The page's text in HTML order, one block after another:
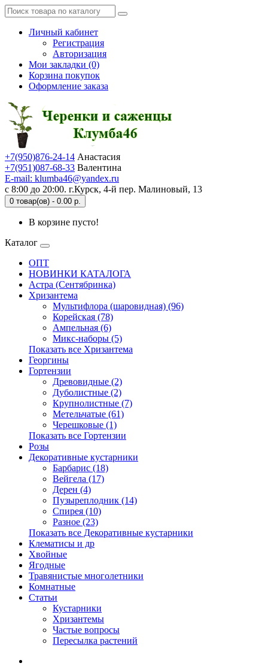
Личный кабинет
Регистрация
Авторизация
Мои закладки (0)
Корзина покупок
Оформление заказа
+7(950)876-24-14 Анастасия
+7(951)087-68-33 Валентина
E-mail: klumba46@yandex.ru
с 8:00 до 20:00. г.Курск, 4-й пер. Малиновый, 13
0 товар(ов) - 0.00 р.
В корзине пусто!
Каталог
ОПТ
НОВИНКИ КАТАЛОГА
Астра (Сентябринка)
Хризантема
Мультифлора (шаровидная) (96)
Корейская (78)
Ампельная (6)
Микс-наборы (5)
Показать все Хризантема
Георгины
Гортензии
Древовидные (2)
Дуболистные (2)
Крупнолистные (7)
Метельчатые (61)
Черешковые (1)
Показать все Гортензии
Розы
Декоративные кустарники
Барбарис (18)
Вейгела (17)
Дерен (4)
Пузыреплодник (14)
Спирея (10)
Разное (23)
Показать все Декоративные кустарники
Клематисы и др
Хвойные
Ягодные
Травянистые многолетники
Комнатные
Статьи
Кустарники
Хризантемы
Частые вопросы
Пересылка растений